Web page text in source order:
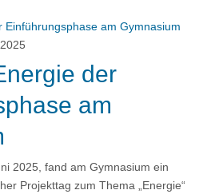
der
am
2025, fand am Gymnasium ein
Projekttag zum Thema „Energie“